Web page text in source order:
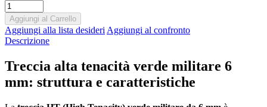
Aggiungi al Carrello
Aggiungi alla lista desideri Aggiungi al confronto
Descrizione
Treccia alta tenacità verde militare 6
mm: struttura e caratteristiche